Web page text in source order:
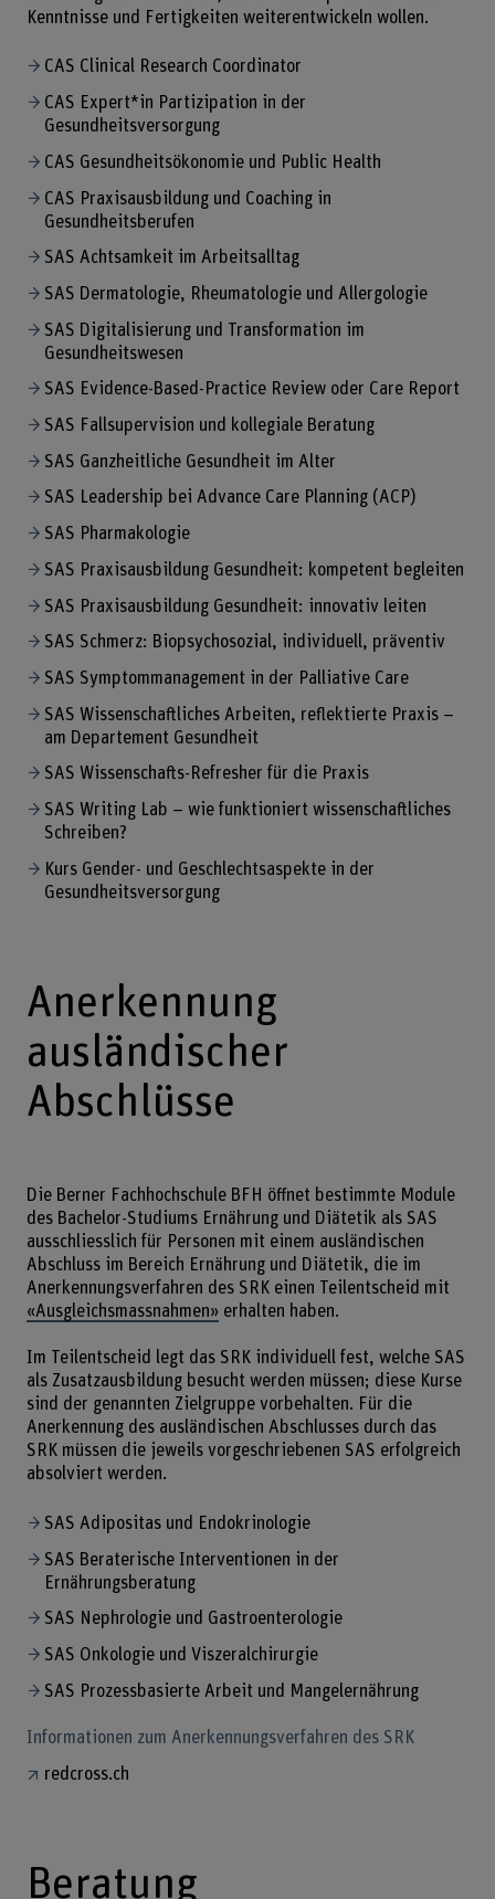
Kenntnisse und Fertigkeiten weiterentwickeln wollen.
CAS Clinical Research Coordinator
CAS Expert*in Partizipation in der
Gesundheitsversorgung
CAS Gesundheitsökonomie und Public Health
CAS Praxisausbildung und Coaching in
Gesundheitsberufen
SAS Achtsamkeit im Arbeitsalltag
SAS Dermatologie, Rheumatologie und Allergologie
SAS Digitalisierung und Transformation im
Gesundheitswesen
SAS Evidence-Based-Practice Review oder Care Report
SAS Fallsupervision und kollegiale Beratung
SAS Ganzheitliche Gesundheit im Alter
SAS Leadership bei Advance Care Planning (ACP)
SAS Pharmakologie
SAS Praxisausbildung Gesundheit: kompetent begleiten
SAS Praxisausbildung Gesundheit: innovativ leiten
SAS Schmerz: Biopsychosozial, individuell, präventiv
SAS Symptommanagement in der Palliative Care
SAS Wissenschaftliches Arbeiten, reflektierte Praxis –
am Departement Gesundheit
SAS Wissenschafts-Refresher für die Praxis
SAS Writing Lab – wie funktioniert wissenschaftliches
Schreiben?
Kurs Gender- und Geschlechtsaspekte in der
Gesundheitsversorgung
Anerkennung
ausländischer
Abschlüsse
Die Berner Fachhochschule BFH öffnet bestimmte Module
des Bachelor-Studiums Ernährung und Diätetik als SAS
ausschliesslich für Personen mit einem ausländischen
Abschluss im Bereich Ernährung und Diätetik, die im
Anerkennungsverfahren des SRK einen Teilentscheid mit
«Ausgleichsmassnahmen»erhalten haben.
Im Teilentscheid legt das SRK individuell fest, welche SAS
als Zusatzausbildung besucht werden müssen; diese Kurse
sind der genannten Zielgruppe vorbehalten. Für die
Anerkennung des ausländischen Abschlusses durch das
SRK müssen die jeweils vorgeschriebenen SAS erfolgreich
absolviert werden.
SAS Adipositas und Endokrinologie
SAS Beraterische Interventionen in der
Ernährungsberatung
SAS Nephrologie und Gastroenterologie
SAS Onkologie und Viszeralchirurgie
SAS Prozessbasierte Arbeit und Mangelernährung
Informationen zum Anerkennungsverfahren des SRK
redcross.ch
Beratung